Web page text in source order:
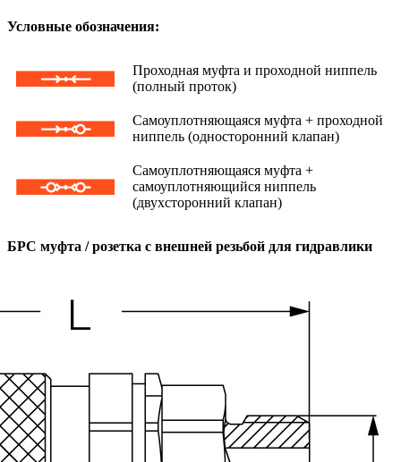
Условные обозначения:
Проходная муфта и проходной ниппель
(полный проток)
Самоуплотняющаяся муфта + проходной
ниппель (односторонний клапан)
Самоуплотняющаяся муфта +
самоуплотняющийся ниппель
(двухсторонний клапан)
БРС муфта / розетка с внешней резьбой для гидравлики